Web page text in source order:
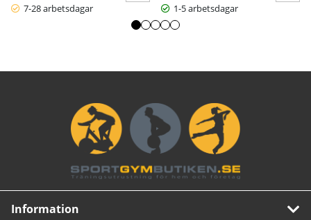
7-28 arbetsdagar
1-5 arbetsdagar
Information